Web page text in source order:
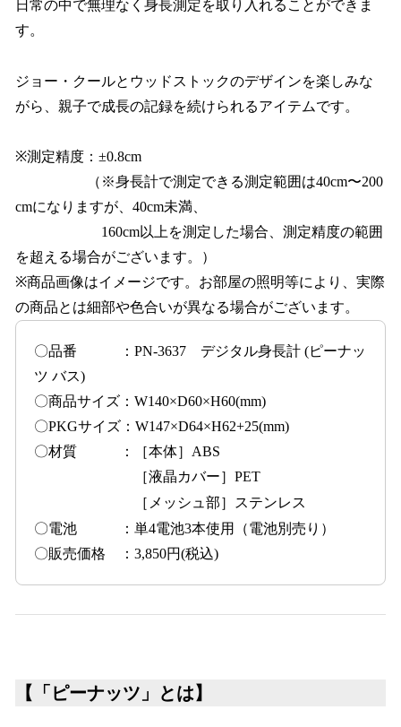
日常の中で無理なく身長測定を取り入れることができま
す。
ジョー・クールとウッドストックのデザインを楽しみな
がら、親子で成長の記録を続けられるアイテムです。
※測定精度：±0.8cm
（※身長計で測定できる測定範囲は40cm〜200
cmになりますが、40cm未満、
160cm以上を測定した場合、測定精度の範囲
を超える場合がございます。）
※商品画像はイメージです。お部屋の照明等により、実際
の商品とは細部や色合いが異なる場合がございます。
〇品番 ：PN-3637 デジタル身長計 (ピーナッ
ツ バス)
〇商品サイズ：W140×D60×H60(mm)
〇PKGサイズ：W147×D64×H62+25(mm)
〇材質 ：［本体］ABS
［液晶カバー］PET
［メッシュ部］ステンレス
〇電池 ：単4電池3本使用（電池別売り）
〇販売価格 ：3,850円(税込)
【「ピーナッツ」とは】